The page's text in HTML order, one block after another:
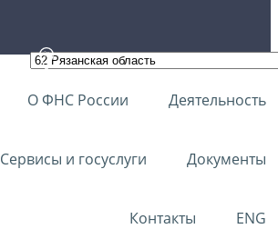
О ФНС России Деятельность
Сервисы и госуслуги Документы
Контакты ENG